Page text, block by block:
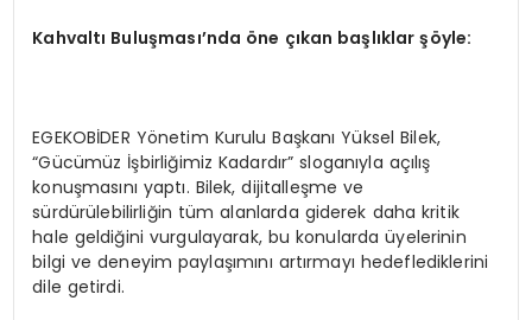
Kahvaltı Buluşması’nda öne çıkan başlıklar şöyle:
EGEKOBİDER Yönetim Kurulu Başkanı Yüksel Bilek,
“Gücümüz İşbirliğimiz Kadardır” sloganıyla açılış
konuşmasını yaptı. Bilek, dijitalleşme ve
sürdürülebilirliğin tüm alanlarda giderek daha kritik
hale geldiğini vurgulayarak, bu konularda üyelerinin
bilgi ve deneyim paylaşımını artırmayı hedeflediklerini
dile getirdi.